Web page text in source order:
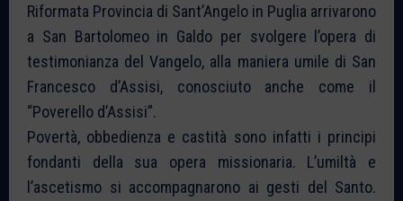
Riformata Provincia di Sant’Angelo in Puglia arrivarono
a San Bartolomeo in Galdo per svolgere l’opera di
testimonianza del Vangelo, alla maniera umile di San
Francesco d’Assisi, conosciuto anche come il
“Poverello d’Assisi”.
Povertà, obbedienza e castità sono infatti i principi
fondanti della sua opera missionaria. L’umiltà e
l’ascetismo si accompagnarono ai gesti del Santo.